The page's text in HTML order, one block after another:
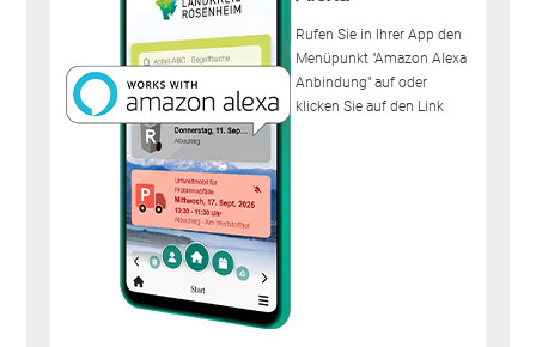
Rufen Sie in Ihrer App den
Menüpunkt "Amazon Alexa
Anbindung" auf oder
klicken Sie auf den Link